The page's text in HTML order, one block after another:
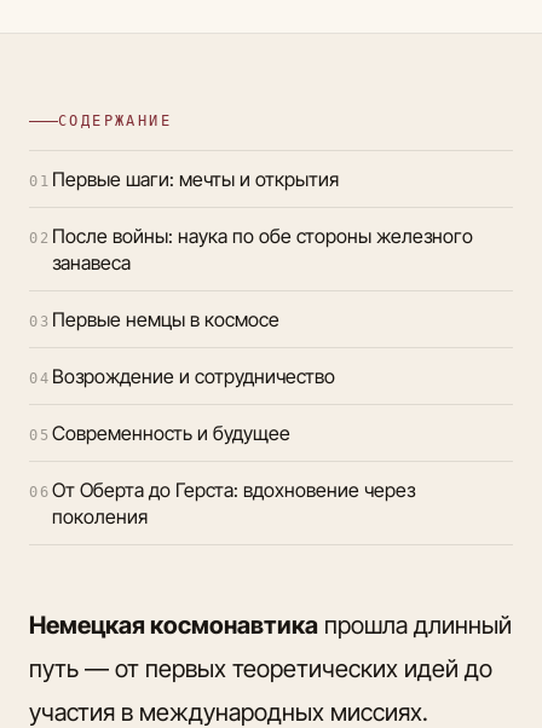
СОДЕРЖАНИЕ
01 Первые шаги: мечты и открытия
02 После войны: наука по обе стороны железного
занавеса
03 Первые немцы в космосе
04 Возрождение и сотрудничество
05 Современность и будущее
06 От Оберта до Герста: вдохновение через
поколения
Немецкая космонавтика прошла длинный
путь — от первых теоретических идей до
участия в международных миссиях.